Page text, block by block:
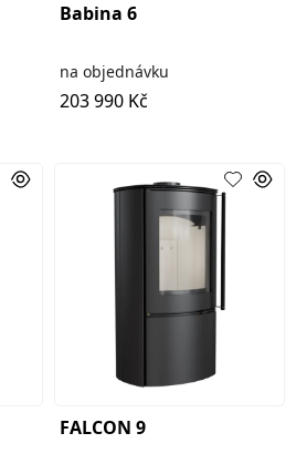
Babina 6
na objednávku
203 990 Kč
FALCON 9